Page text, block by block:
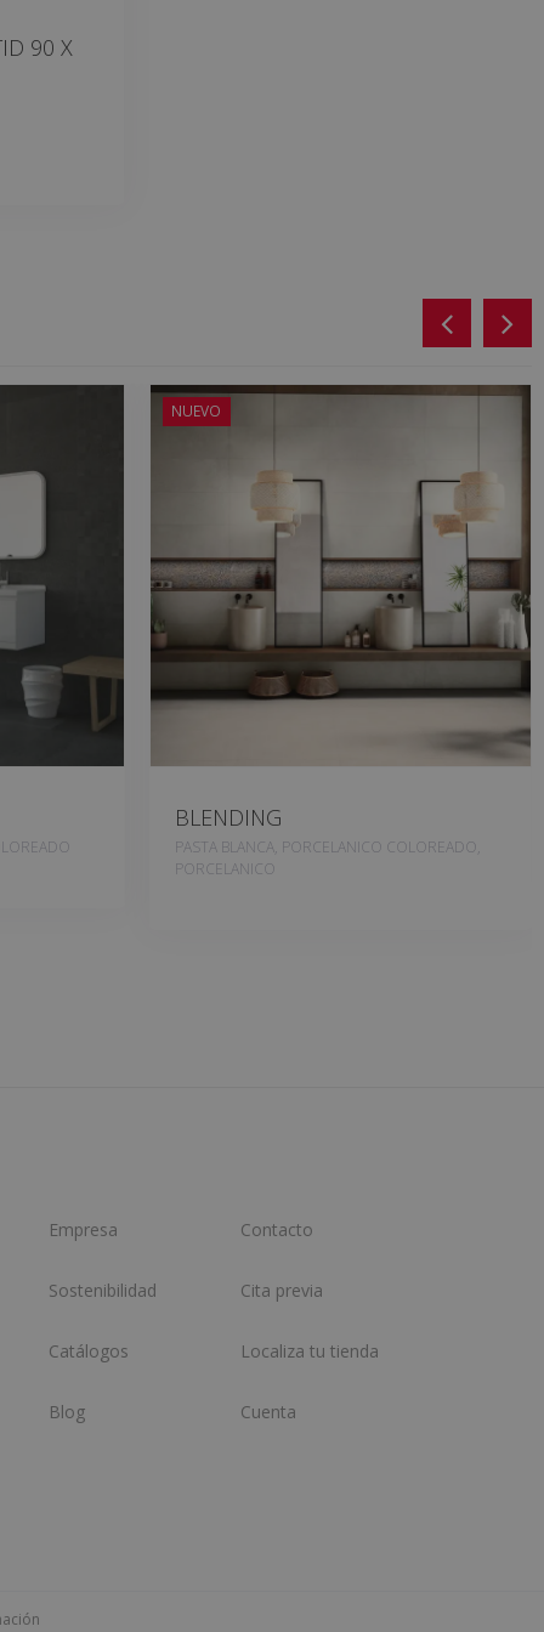
90 X
NUEVO
BLENDING
PASTA BLANCA, PORCELANICO COLOREADO,
PORCELANICO
Empresa
Sostenibilidad
Catálogos
Blog
Contacto
Cita previa
Localiza tu tienda
Cuenta